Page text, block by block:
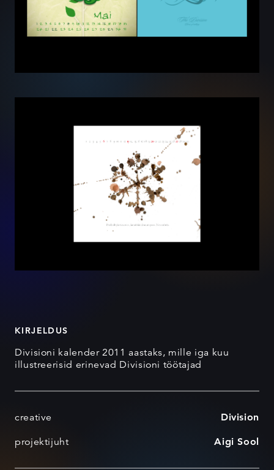
KIRJELDUS
Divisioni kalender 2011 aastaks, mille iga kuu
illustreerisid erinevad Divisioni töötajad
creative Division
projektijuht Aigi Sool